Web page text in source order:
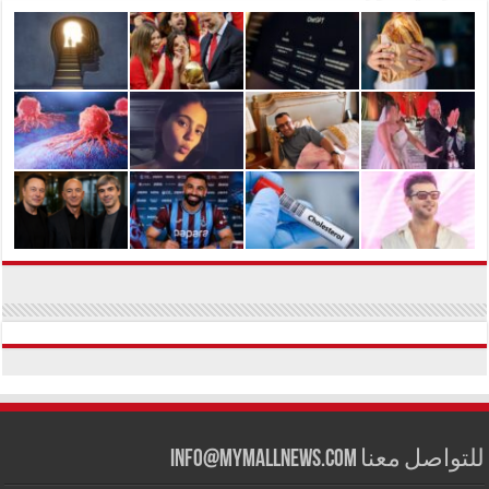
للتواصل معنا info@mymallnews.com